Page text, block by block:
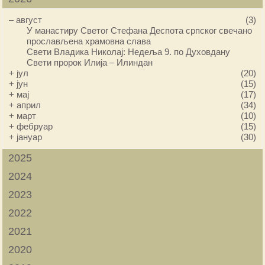
–август
(3)
У манастиру Светог Стефана Деспота српског свечано
прослављена храмовна слава
Свети Владика Николај: Недеља 9. по Духовдану
Свети пророк Илија – Илиндан
+ јул
(20)
+ јун
(15)
+ мај
(17)
+април
(34)
+ март
(10)
+фебруар
(15)
+ јануар (30)
2025
2024
2023
2022
2021
2020